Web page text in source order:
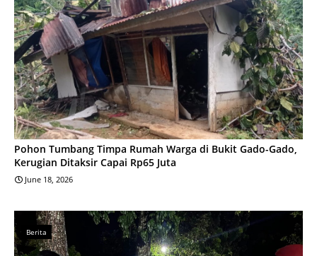
Pohon Tumbang Timpa Rumah Warga di Bukit Gado-Gado,
Kerugian Ditaksir Capai Rp65 Juta
June 18, 2026
Berita